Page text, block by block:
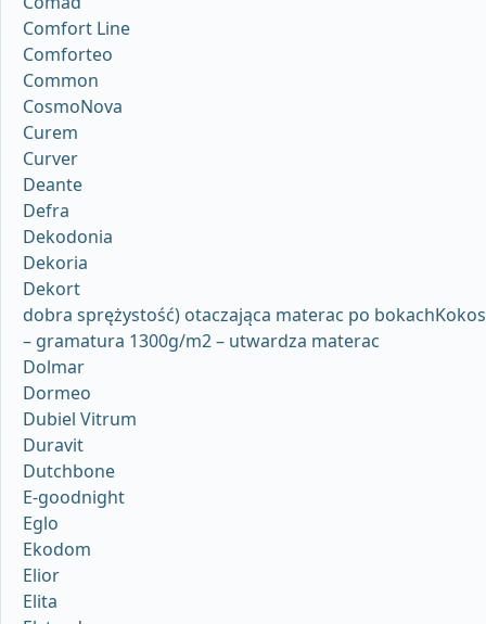
Comfort Line
Comforteo
Common
CosmoNova
Curem
Curver
Deante
Defra
Dekodonia
Dekoria
Dekort
dobra sprężystość) otaczająca materac po bokachKokos
– gramatura 1300g/m2 – utwardza materac
Dolmar
Dormeo
Dubiel Vitrum
Duravit
Dutchbone
E-goodnight
Eglo
Ekodom
Elior
Elita